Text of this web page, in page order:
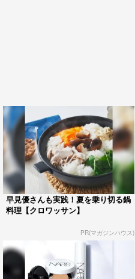
早見優さんも実践！夏を乗り切る鍋
料理【クロワッサン】
PR(マガジンハウス)